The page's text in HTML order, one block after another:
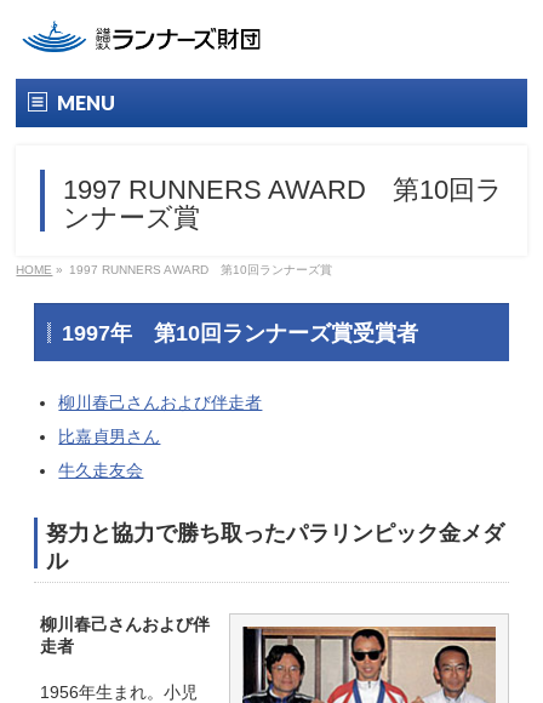
MENU
財団について
財団概要
役員名簿
ランナーズ賞
過去受賞者一覧
お問い合わせ
1997 RUNNERS AWARD 第10回ラ
ンナーズ賞
HOME » 1997 RUNNERS AWARD 第10回ランナーズ賞
1997年 第10回ランナーズ賞受賞者
柳川春己さんおよび伴走者
比嘉貞男さん
牛久走友会
努力と協力で勝ち取ったパラリンピック金メダ
ル
柳川春己さんおよび伴
走者
1956年生まれ。小児